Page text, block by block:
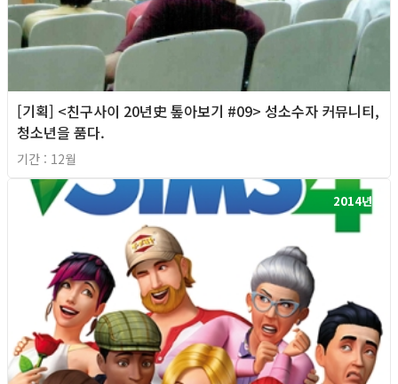
[기획] <친구사이 20년史 톺아보기 #09> 성소수자 커뮤니티,
청소년을 품다.
기간 : 12월
2014년